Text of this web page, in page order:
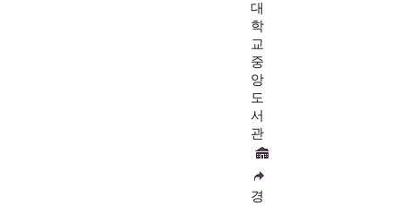
대
학
교
중
앙
도
서
관
경